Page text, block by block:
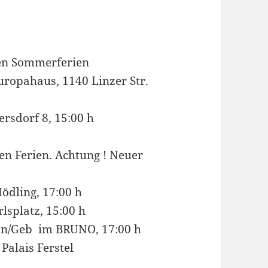
Sommerferien
1140 Linzer Str.
8, 15:00 h
Ferien. Achtung ! Neuer
17:00 h
15:00 h
Geb im BRUNO, 17:00 h
Ferstel